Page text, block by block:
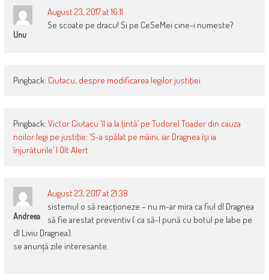
Unu
August 23, 2017 at 16:11
Se scoate pe dracu! Si pe CeSeMei cine-i numeste?
Pingback: Ciutacu, despre modificarea legilor justiţiei
Pingback: Victor Ciutacu ‘îl ia la ţintă’ pe Tudorel Toader din cauza
noilor legi pe justiţie: ‘S-a spălat pe mâini, iar Dragnea îşi ia
înjurăturile’ | Olt Alert
Andreea
August 23, 2017 at 21:38
sistemul o să reacționeze – nu m-ar mira ca fiul dl Dragnea
să fie arestat preventiv ( ca să-l pună cu botul pe labe pe
dl Liviu Dragnea).
se anunță zile interesante.